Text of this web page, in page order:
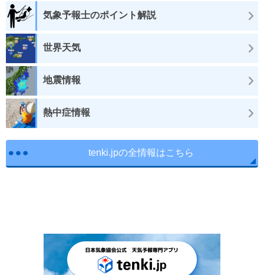
気象予報士のポイント解説
世界天気
地震情報
熱中症情報
tenki.jpの全情報はこちら